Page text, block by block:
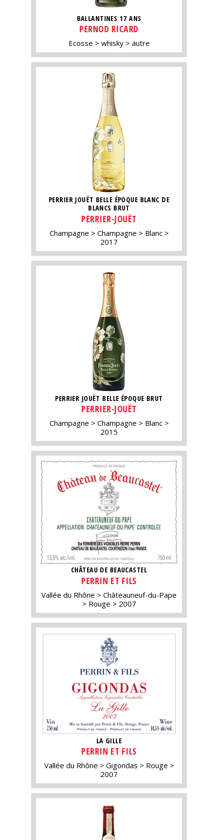
BALLANTINES 17 ANS
PERNOD RICARD
Ecosse whisky autre
PERRIER JOUËT BELLE ÉPOQUE BLANC DE
BLANCS BRUT
PERRIER-JOUËT
Champagne Champagne
Blanc
2017
PERRIER JOUËT BELLE ÉPOQUE BRUT
PERRIER-JOUËT
Champagne Champagne
Blanc
2015
CHÂTEAU DE BEAUCASTEL
PERRIN ET FILS
Vallée du Rhône
Châteauneuf-du-Pape
Rouge
2007
LA GILLE
PERRIN ET FILS
Vallée du Rhône Gigondas
Rouge
2007